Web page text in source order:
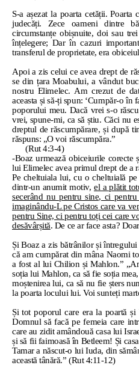
S-a așezat la poarta cetății.
judecăți. Zece oameni dintre
circumstanțe obișnuite, doi sau
înțelegere; Dar în cazuri
transferul de proprietate, era
Apoi a zis celui ce avea drept de
se din țara Moabului, a vândut
nostru Elimelec. Am crezut de
aceasta și să-ți spun: ‘Cumpăr-o
poporului meu. Dacă vrei s-o
vrei, spune-mi, ca să știu. Căci nu
dreptul de răscumpărare, și după
răspuns: „O voi răscumpăra.”
(Rut 4:3-4)
-Boaz urmează obiceiurile corecte
lui Elimelec avea primul drept de a
Pe cheltuiala lui, cu o cheltuială
dintr-un anumit motiv, el a plătit
secerând nu pentru sine, ci
imaginându-L pe Cristos care va
pentru Sine, ci pentru toți cei care
desăvârșită. De ce ar face asta?
Și Boaz a zis bătrânilor și
că am cumpărat din mâna Naomi
a fost al lui Chilion și Mahlon.”
soția lui Mahlon, ca să fie soția
moștenirea lui, ca să nu fie șters
la poarta locului lui. Voi sunteți
Și tot poporul care era la poartă
Domnul să facă pe femeia care
care au zidit amândouă casa lui
și să fii faimoasă în Betleem! Și
Tamar a născut-o lui Iuda, din
această tânără.” (Rut 4:11-12)